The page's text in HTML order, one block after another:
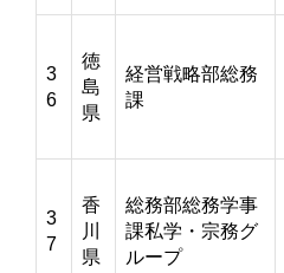
3
6
徳
島
県
経営戦略部総務
課
3
7
香
川
県
総務部総務学事
課私学・宗務グ
ループ